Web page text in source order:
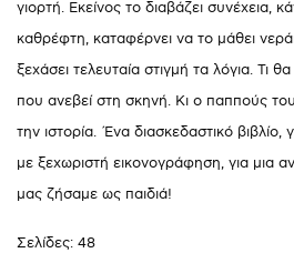
γιορτή. Εκείνος το διαβάζει συνέχεια,
καθρέφτη, καταφέρνει να το μάθει
ξεχάσει τελευταία στιγμή τα λόγια. Τι
που ανεβεί στη σκηνή. Κι ο παππούς
την ιστορία. Ένα διασκεδαστικό
με ξεχωριστή εικονογράφηση, για μια
μας ζήσαμε ως παιδιά!
Σελίδες: 48